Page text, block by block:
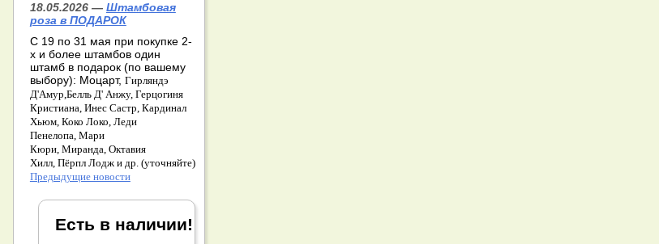
18.05.2026 — Штамбовая
роза в ПОДАРОК
С 19 по 31 мая при покупке 2-
х и более штамбов один
штамб в подарок (по вашему
выбору): Моцарт, Гирляндэ
Д'Амур,Белль Д' Анжу, Герцогиня
Кристиана, Инес Састр, Кардинал
Хьюм, Коко Локо, Леди
Пенелопа, Мари
Кюри, Миранда, Октавия
Хилл, Пёрпл Лодж и др. (уточняйте)
Предыдущие новости
Есть в наличии!